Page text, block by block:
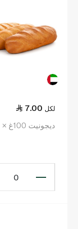
7.00 لكل
ديجونيت 100غ × 3
0